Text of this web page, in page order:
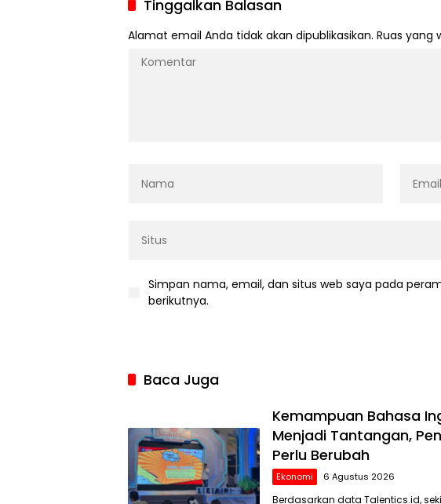
Tinggalkan Balasan
Alamat email Anda tidak akan dipublikasikan. Ruas yang
Simpan nama, email, dan situs web saya pada
berikutnya.
Baca Juga
Kemampuan Bahasa
Menjadi Tantangan,
Perlu Berubah
Ekonomi 6 Agustus 2026
Berdasarkan data Talentics.id,